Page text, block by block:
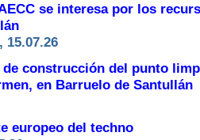
se interesa por los
15.07.26
construcción del punto
en Barruelo de Santullán
europeo del techno